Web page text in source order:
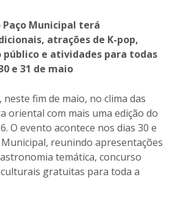
Municipal terá
atrações de K-pop,
público e atividades para todas
e 31 de maio
fim de maio, no clima das
oriental com mais uma edição do
O evento acontece nos dias 30 e
reunindo apresentações
temática, concurso
gratuitas para toda a